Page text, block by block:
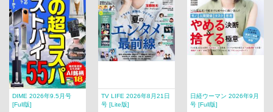
DIME 2026年9.5月号
[Full版]
TV LIFE 2026年8月21日
号 [Lite版]
日経ウーマン 2026年9月
号 [Full版]